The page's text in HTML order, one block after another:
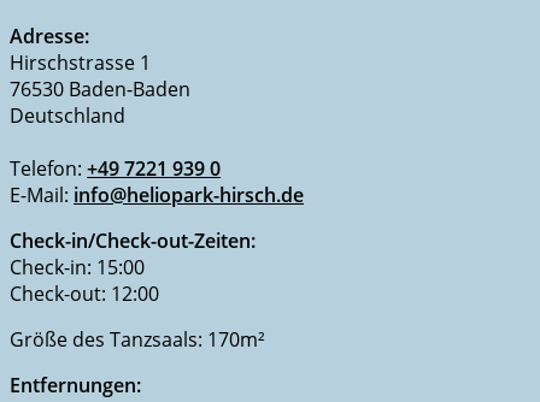
Adresse:
Hirschstrasse 1
76530 Baden-Baden
Deutschland
Telefon: +49 7221 939 0
E-Mail: info@heliopark-hirsch.de
Check-in/Check-out-Zeiten:
Check-in: 15:00
Check-out: 12:00
Größe des Tanzsaals: 170m²
Entfernungen: